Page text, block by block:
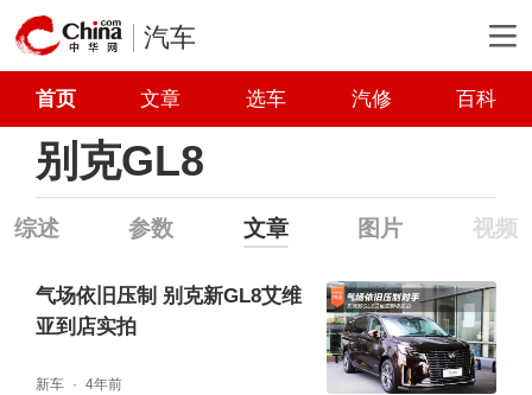
汽车
首页 文章 选车 汽修 百科
别克GL8
综述 参数 文章 图片 视频
气场依旧压制 别克新GL8艾维
亚到店实拍
新车 4年前